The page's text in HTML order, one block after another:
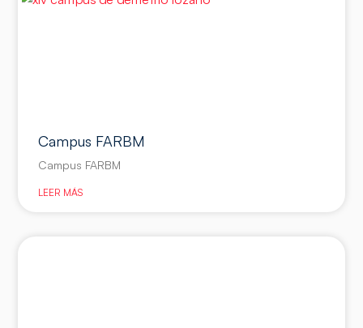
Campus FARBM
Campus FARBM
LEER MÁS